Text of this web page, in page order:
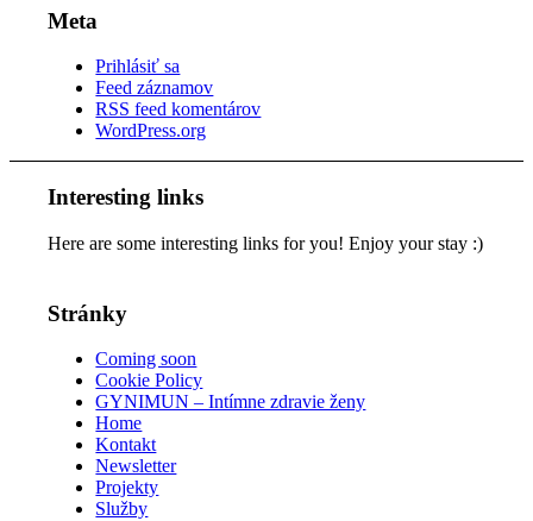
Meta
Prihlásiť sa
Feed záznamov
RSS feed komentárov
WordPress.org
Interesting links
Here are some interesting links for you! Enjoy your stay :)
Stránky
Coming soon
Cookie Policy
GYNIMUN – Intímne zdravie ženy
Home
Kontakt
Newsletter
Projekty
Služby